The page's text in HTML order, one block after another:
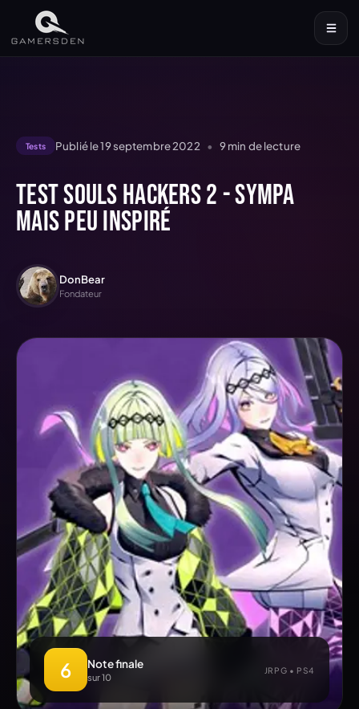
Tests Publié le19 septembre 2022 • 9min de lecture
Test Souls Hackers 2 - Sympa
mais peu inspiré
DonBear
Fondateur
6 Note finale
sur 10
JRPG • PS4